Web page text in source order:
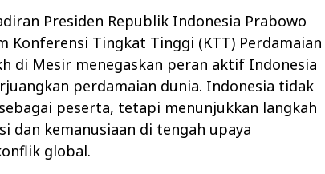
Presiden Republik Indonesia Prabowo
Konferensi Tingkat Tinggi (KTT) Perdamaian
di Mesir menegaskan peran aktif Indonesia
perdamaian dunia. Indonesia tidak
peserta, tetapi menunjukkan langkah
dan kemanusiaan di tengah upaya
global.